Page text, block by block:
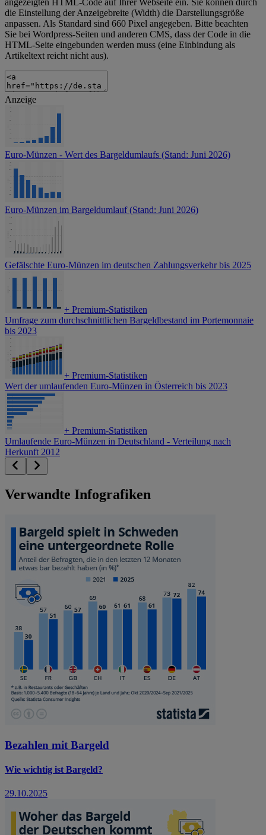
angezeigten HTML-Code auf Ihrer Webseite ein. Sie können durch
die Einstellung der Anzeigebreite (Width) die Darstellungsgröße
anpassen. Als Standard sind 660 Pixel angegeben. Bitte beachten
Sie bei Wordpress-Seiten und anderen CMS, dass der Code in die
HTML-Seite eingebunden werden muss (eine Einbindung als
Artikeltext reicht nicht aus).
Anzeige
Euro-Münzen - Wert des Bargeldumlaufs (Stand: Juni 2026)
Euro-Münzen im Bargeldumlauf (Stand: Juni 2026)
Gefälschte Euro-Münzen im deutschen Zahlungsverkehr bis 2025
+ Premium-Statistiken
Umfrage zum durchschnittlichen Bargeldbestand im Portemonnaie
bis 2023
+ Premium-Statistiken
Wert der umlaufenden Euro-Münzen in Österreich bis 2023
+ Premium-Statistiken
Umlaufende Euro-Münzen in Deutschland - Verteilung nach
Herkunft 2012
Verwandte Infografiken
Bezahlen mit Bargeld
Wie wichtig ist Bargeld?
29.10.2025